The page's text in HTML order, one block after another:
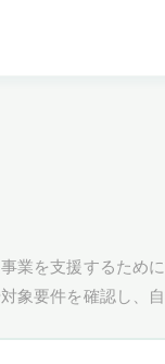
業を支援するため
象要件を確認し、